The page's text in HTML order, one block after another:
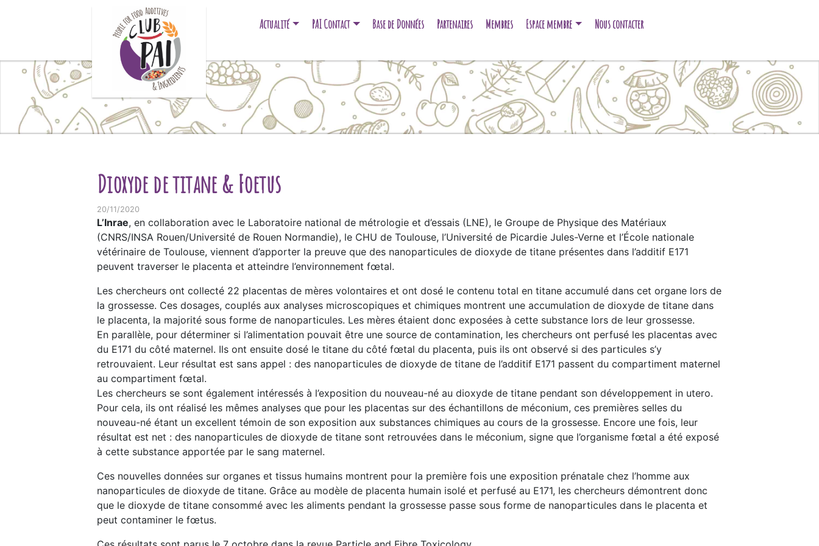
Actualité PAI Contact Base de Données Partenaires Membres Espace membre Nous contacter
Dioxyde de titane & Foetus
20/11/2020
L’Inrae, en collaboration avec le Laboratoire national de métrologie et d’essais (LNE), le Groupe de Physique des Matériaux
(CNRS/INSA Rouen/Université de Rouen Normandie), le CHU de Toulouse, l’Université de Picardie Jules-Verne et l’École nationale
vétérinaire de Toulouse, viennent d’apporter la preuve que des nanoparticules de dioxyde de titane présentes dans l’additif E171
peuvent traverser le placenta et atteindre l’environnement fœtal.
Les chercheurs ont collecté 22 placentas de mères volontaires et ont dosé le contenu total en titane accumulé dans cet organe lors de
la grossesse. Ces dosages, couplés aux analyses microscopiques et chimiques montrent une accumulation de dioxyde de titane dans
le placenta, la majorité sous forme de nanoparticules. Les mères étaient donc exposées à cette substance lors de leur grossesse.
En parallèle, pour déterminer si l’alimentation pouvait être une source de contamination, les chercheurs ont perfusé les placentas avec
du E171 du côté maternel. Ils ont ensuite dosé le titane du côté fœtal du placenta, puis ils ont observé si des particules s’y
retrouvaient. Leur résultat est sans appel : des nanoparticules de dioxyde de titane de l’additif E171 passent du compartiment maternel
au compartiment fœtal.
Les chercheurs se sont également intéressés à l’exposition du nouveau-né au dioxyde de titane pendant son développement in utero.
Pour cela, ils ont réalisé les mêmes analyses que pour les placentas sur des échantillons de méconium, ces premières selles du
nouveau-né étant un excellent témoin de son exposition aux substances chimiques au cours de la grossesse. Encore une fois, leur
résultat est net : des nanoparticules de dioxyde de titane sont retrouvées dans le méconium, signe que l’organisme fœtal a été exposé
à cette substance apportée par le sang maternel.
Ces nouvelles données sur organes et tissus humains montrent pour la première fois une exposition prénatale chez l’homme aux
nanoparticules de dioxyde de titane. Grâce au modèle de placenta humain isolé et perfusé au E171, les chercheurs démontrent donc
que le dioxyde de titane consommé avec les aliments pendant la grossesse passe sous forme de nanoparticules dans le placenta et
peut contaminer le fœtus.